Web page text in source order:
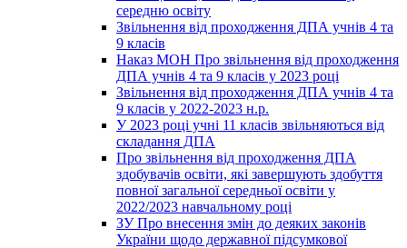
середню освіту
Звільнення від проходження ДПА учнів 4 та
9 класів
Наказ МОН Про звільнення від проходження
ДПА учнів 4 та 9 класів у 2023 році
Звільнення від проходження ДПА учнів 4 та
9 класів у 2022-2023 н.р.
У 2023 році учні 11 класів звільняються від
складання ДПА
Про звільнення від проходження ДПА
здобувачів освіти, які завершують здобуття
повної загальної середньої освіти у
2022/2023 навчальному році
ЗУ Про внесення змін до деяких законів
України щодо державної підсумкової